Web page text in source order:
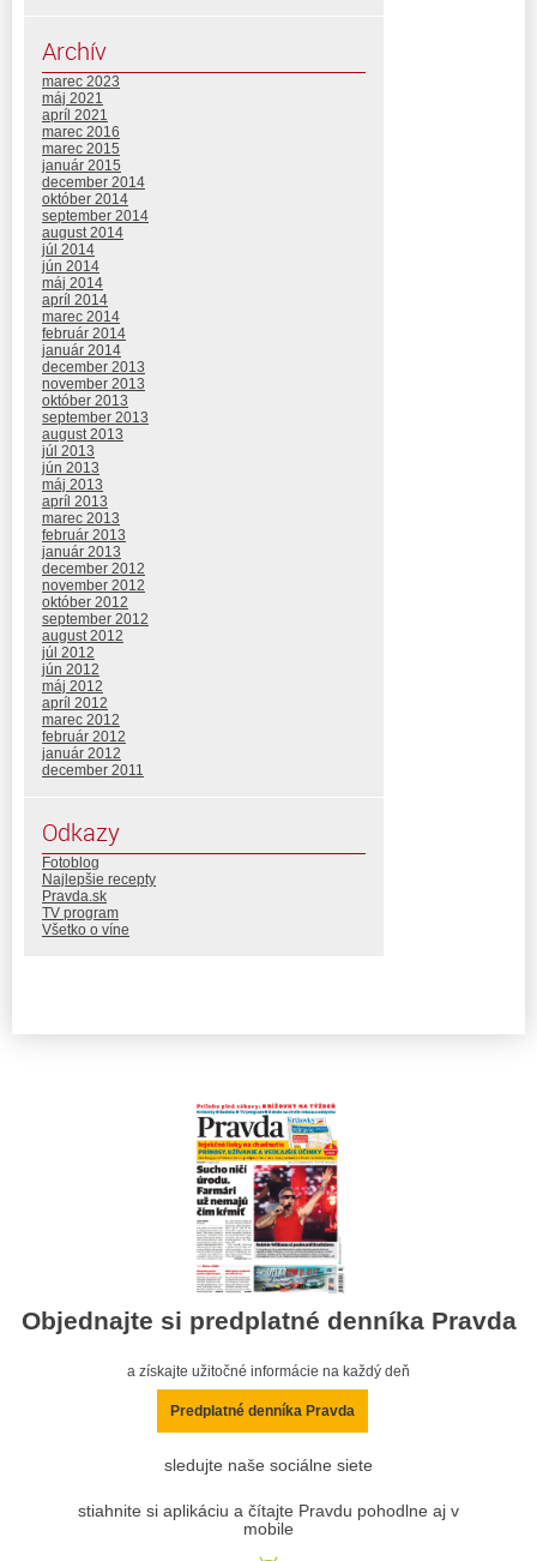
Archív
marec 2023
máj 2021
apríl 2021
marec 2016
marec 2015
január 2015
december 2014
október 2014
september 2014
august 2014
júl 2014
jún 2014
máj 2014
apríl 2014
marec 2014
február 2014
január 2014
december 2013
november 2013
október 2013
september 2013
august 2013
júl 2013
jún 2013
máj 2013
apríl 2013
marec 2013
február 2013
január 2013
december 2012
november 2012
október 2012
september 2012
august 2012
júl 2012
jún 2012
máj 2012
apríl 2012
marec 2012
február 2012
január 2012
december 2011
Odkazy
Fotoblog
Najlepšie recepty
Pravda.sk
TV program
Všetko o víne
Objednajte si predplatné denníka Pravda
a získajte užitočné informácie na každý deň
Predplatné denníka Pravda
sledujte naše sociálne siete
stiahnite si aplikáciu a čítajte Pravdu pohodlne aj v
mobile